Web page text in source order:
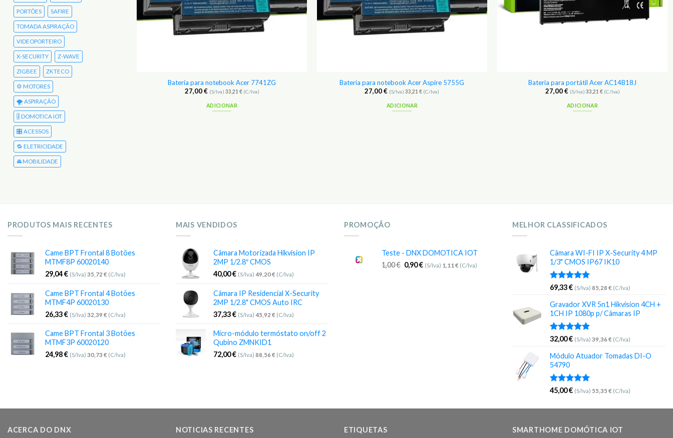
PORTÕES SAFIRE
TOMADA ASPIRAÇÃO
VIDEOPORTEIRO
X-SECURITY Z-WAVE
ZIGBEE ZKTECO
⚙️ MOTORES
🌪️ ASPIRAÇÃO
🎚️ DOMOTICA IOT
🎛️ ACESSOS
🔁 ELETRICIDADE
🚘 MOBILIDADE
Bateria para notebook Acer 7741ZG
27,00€ (S/Iva) 33,21 €(C/Iva)
ADICIONAR
Bateria para notebook Acer Aspire 5755G
27,00€ (S/Iva)33,21€ (C/Iva)
ADICIONAR
Bateria para portátil Acer AC14B18J
27,00€ (S/Iva) 33,21 €(C/Iva)
ADICIONAR
IR sobre HDMI Ebode HDIK30
32,48€ (S/Iva)39,95
ADICIONAR
PRODUTOS MAIS RECENTES
Came BPT Frontal 8 Botões
MTMF8P 60020140
29,04€ (S/Iva) 35,72 € (C/Iva)
Came BPT Frontal 4 Botões
MTMF4P 60020130
26,33€ (S/Iva) 32,39 € (C/Iva)
Came BPT Frontal 3 Botões
MTMF3P 60020120
24,98€ (S/Iva) 30,73 € (C/Iva)
MAIS VENDIDOS
Câmara Motorizada Hikvision IP
2MP 1/2.8″ CMOS
40,00€ (S/Iva) 49,20€ (C/Iva)
Câmara IP Residencial X-Security
2MP 1/2.8" CMOS Auto IRC
37,33€ (S/Iva) 45,92 € (C/Iva)
Micro-módulo termóstato on/off 2
Qubino ZMNKID1
72,00€ (S/Iva) 88,56 € (C/Iva)
PROMOÇÃO
Teste - DNX DOMOTICA IOT
1,00€ 0,90€ (S/Iva) 1,11€ (C/Iva)
MELHOR CLASSIFICADOS
Câmara WI-FI IP X-Security 4 MP
1/3" CMOS IP67 IK10
Avaliação
69,33€ (S/Iva) 85,28 € (C/Iva)
Gravador XVR 5n1 Hikvision 4CH +
1CH IP 1080p p/ Câmaras IP
Avaliação
32,00€ (S/Iva) 39,36 € (C/Iva)
Módulo Atuador Tomadas DI-O
54790
Avaliação
45,00€ (S/Iva) 55,35 € (C/Iva)
ACERCA DO DNX NOTICIAS RECENTES ETIQUETAS SMARTHOME DOMÓTICA IOT